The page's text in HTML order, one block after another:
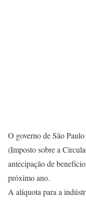
O governo de São
(Imposto sobre a
antecipação de
próximo ano.
A alíquota para a